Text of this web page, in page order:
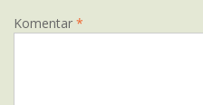
Komentar *